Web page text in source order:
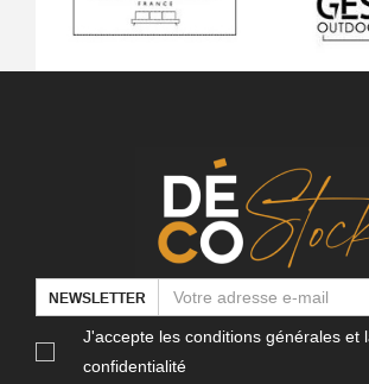
NEWSLETTER
J'accepte les conditions générales et
confidentialité